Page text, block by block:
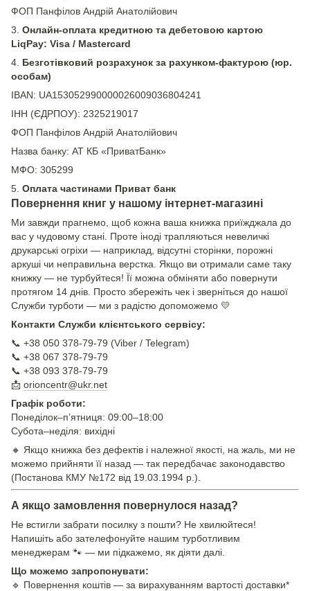
ФОП Панфілов Андрій Анатолійович
3. Онлайн-оплата кредитною та дебетовою картою
LiqPay: Visa / Mastercard
4. Безготівковий розрахунок за рахунком-фактурою (юр.
особам)
IBAN: UA153052990000026009036804241
ІНН (ЄДРПОУ): 2325219017
ФОП Панфілов Андрій Анатолійович
Назва банку: АТ КБ «ПриватБанк»
МФО: 305299
5. Оплата частинами Приват банк
Повернення книг у нашому інтернет-магазині
Ми завжди прагнемо, щоб кожна ваша книжка приїжджала до
вас у чудовому стані. Проте іноді трапляються невеличкі
друкарські огріхи — наприклад, відсутні сторінки, порожні
аркуші чи неправильна верстка. Якщо ви отримали саме таку
книжку — не турбуйтеся! Її можна обміняти або повернути
протягом 14 днів. Просто збережіть чек і зверніться до нашої
Служби турботи — ми з радістю допоможемо 💛
Контакти Служби клієнтського сервісу:
📞 +38 050 378-79-79 (Viber / Telegram)
📞 +38 067 378-79-79
📞 +38 093 378-79-79
📩 orioncentr@ukr.net
Графік роботи:
Понеділок–п’ятниця: 09:00–18:00
Субота–неділя: вихідні
🔸 Якщо книжка без дефектів і належної якості, на жаль, ми не
можемо прийняти її назад — так передбачає законодавство
(Постанова КМУ №172 від 19.03.1994 р.).
А якщо замовлення повернулося назад?
Не встигли забрати посилку з пошти? Не хвилюйтеся!
Напишіть або зателефонуйте нашим турботливим
менеджерам 🐾 — ми підкажемо, як діяти далі.
Що можемо запропонувати:
🔹 Повернення коштів — за вирахуванням вартості доставки*